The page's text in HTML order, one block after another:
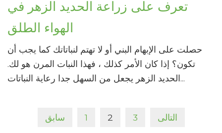
تعرف على زراعة الحديد الزهر في
الهواء الطلق
حصلت على الإبهام البني أو لا تهتم لنباتاتك كما يجب أن
تكون؟ إذا كان الأمر كذلك ، فهذا النبات المرن هو لك.
الحديد الزهر يجعل من السهل جدا رعاية النباتات...
سابق 1 2 3 التالى